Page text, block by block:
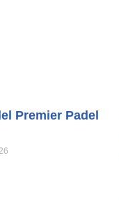
Premier Padel